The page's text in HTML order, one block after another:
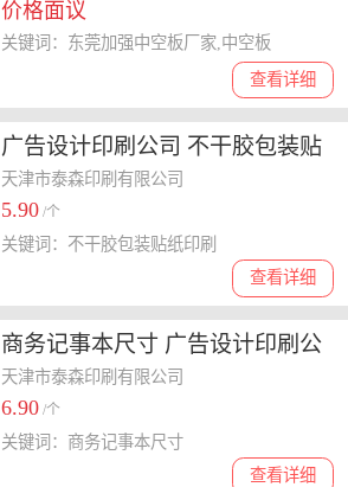
价格面议
查看详细
关键词：东莞加强中空板厂家,中空板
广告设计印刷公司 不干胶包装贴
纸印刷 礼品盒印刷厂
天津市泰森印刷有限公司
5.90 /个
查看详细
关键词：不干胶包装贴纸印刷
商务记事本尺寸 广告设计印刷公
司 纸箱印刷
天津市泰森印刷有限公司
6.90 /个
查看详细
关键词：商务记事本尺寸